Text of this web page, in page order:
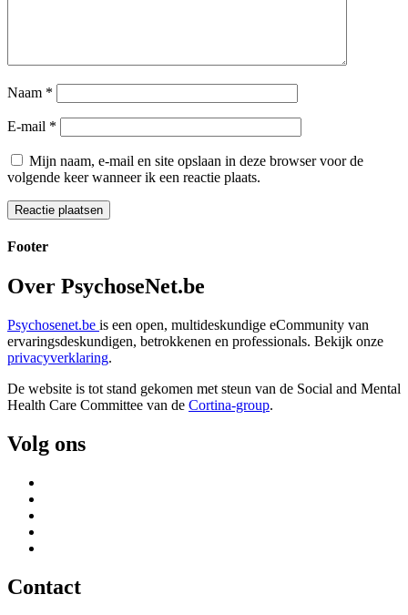
Naam *
E-mail *
Mijn naam, e-mail en site opslaan in deze browser voor de
volgende keer wanneer ik een reactie plaats.
Footer
Over PsychoseNet.be
Psychosenet.be is een open, multideskundige eCommunity van
ervaringsdeskundigen, betrokkenen en professionals. Bekijk onze
privacyverklaring.
De website is tot stand gekomen met steun van de Social and Mental
Health Care Committee van de Cortina-group.
Volg ons
Contact